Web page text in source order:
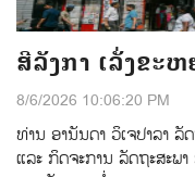
ສີລັງກາ ເລັ່ງຂະ
8/6/2026 10:06:20 PM
ທ່ານ ອານັນດາ ວິເຈປາລາ
ແລະ ກິດຈະການ ລັດຖະສະພາ